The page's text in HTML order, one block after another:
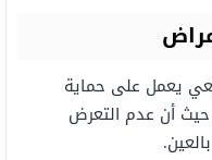
يعمل على حماية
حيث أن عدم التعرض